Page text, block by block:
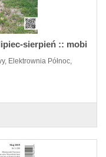
sierpień :: mobi
Elektrownia Północ,